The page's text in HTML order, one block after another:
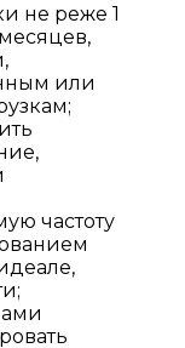
не реже 1
или
частоту